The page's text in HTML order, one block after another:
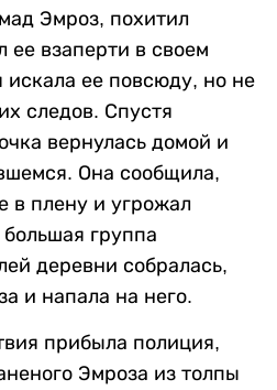
Эмроз, похитил
взаперти в своем
ее повсюду, но не
следов. Спустя
вернулась домой и
Она сообщила,
в плену и угрожал
группа
деревни собралась,
и напала на него.
прибыла полиция,
Эмроза из толпы